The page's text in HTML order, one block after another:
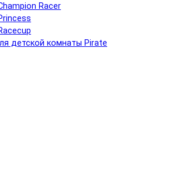
Racer
детской комнаты Pirate